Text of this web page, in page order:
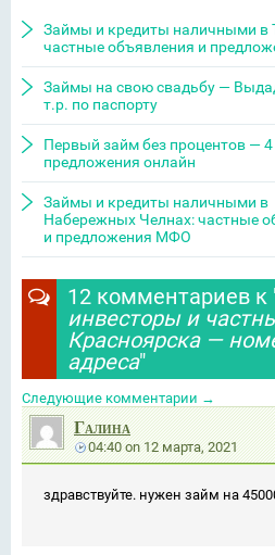
Займы и кредиты наличными в
частные объявления и
Займы на свою свадьбу —
т.р. по паспорту
Первый займ без процентов — 4
предложения онлайн
Займы и кредиты наличными в
Набережных Челнах: частные
и предложения МФО
12 комментариев к
инвесторы и
Красноярска —
адреса"
Следующие комментарии →
Галина
04:40on12 марта, 2021
здравствуйте. нужен займ на